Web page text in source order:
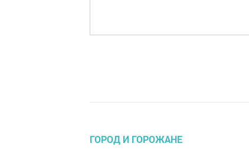
ГОРОД И ГОРОЖАНЕ